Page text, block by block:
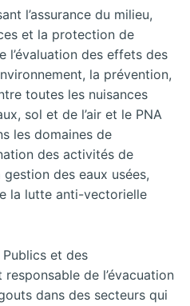
l’assurance du milieu,
et la protection de
l’évaluation des effets des
la prévention,
toutes les nuisances
sol et de l’air et le PNA
les domaines de
des activités de
des eaux usées,
la lutte anti-vectorielle
et des
de l’évacuation
dans des secteurs qui